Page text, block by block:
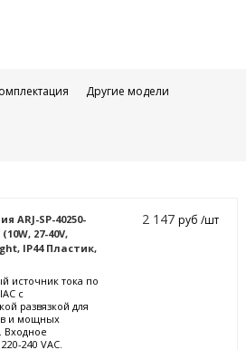
Другие модели
ARJ-SP-40250-
27-40V,
IP44 Пластик,
источник тока по
с
развязкой для
и мощных
Входное
240 VAC.
2 147руб /шт